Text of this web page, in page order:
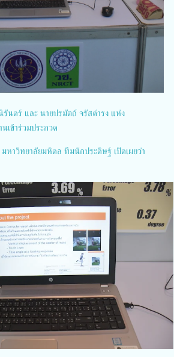
นดร์ และ นายปรมัตถ์ จรัสดำรง แห่ง
เข้าร่วมประกวด
หาวิทยาลัยมหิดล ทีมนักประดิษฐ์ เปิดเผยว่า